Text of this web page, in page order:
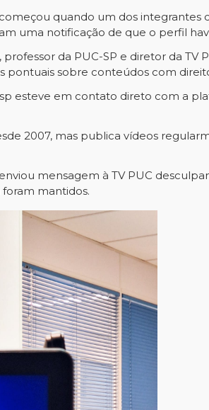
quando um dos
uma notificação de que o perfil
da PUC-SP e diretor da
pontuais sobre conteúdos com
esteve em contato direto com a
2007, mas publica vídeos
mensagem à TV PUC
mantidos.